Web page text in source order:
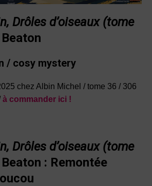
Drôles d’oiseaux (tome
/ cosy mystery
chez Albin Michel / tome 36 / 306
à commander ici !
Drôles d’oiseaux (tome
: Remontée